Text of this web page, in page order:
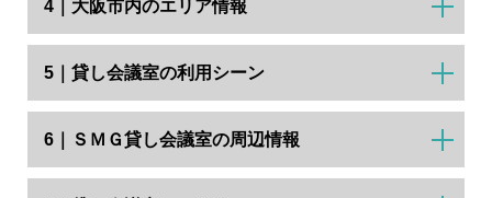
4｜大阪市内のエリア情報
5｜貸し会議室の利用シーン
6｜ＳＭＧ貸し会議室の周辺情報